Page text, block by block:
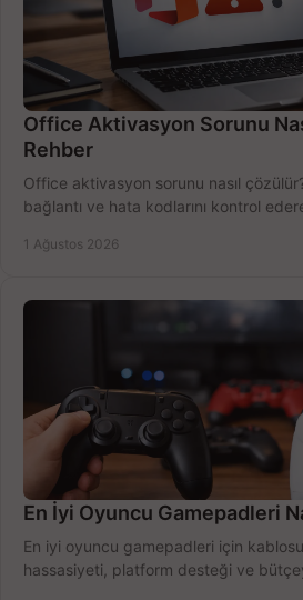
Office Aktivasyon Sorunu
Rehber
Office aktivasyon sorunu nasıl
bağlantı ve hata kodlarını kontrol
1 Ağustos 2026
En İyi Oyuncu Gamepadleri
En iyi oyuncu gamepadleri için
hassasiyeti, platform desteği ve